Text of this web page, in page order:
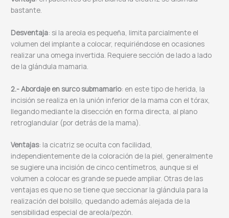
bastante.
Desventaja: si la areola es pequeña, limita parcialmente el
volumen del implante a colocar, requiriéndose en ocasiones
realizar una omega invertida. Requiere sección de lado a lado
de la glándula mamaria.
2.- Abordaje en surco submamario: en este tipo de herida, la
incisión se realiza en la unión inferior de la mama con el tórax,
llegando mediante la disección en forma directa, al plano
retroglandular (por detrás de la mama).
Ventajas: la cicatriz se oculta con facilidad,
independientemente de la coloración de la piel, generalmente
se sugiere una incisión de cinco centímetros, aunque si el
volumen a colocar es grande se puede ampliar. Otras de las
ventajas es que no se tiene que seccionar la glándula para la
realización del bolsillo, quedando además alejada de la
sensibilidad especial de areola/pezón.